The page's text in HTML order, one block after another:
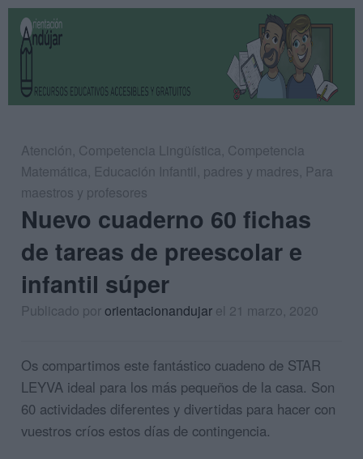
Atención, Competencia Lingüística, Competencia
Matemática, Educación Infantil, padres y madres, Para
maestros y profesores
Nuevo cuaderno 60 fichas
de tareas de preescolar e
infantil súper
Publicado pororientacionandujar el 21 marzo, 2020
Os compartimos este fantástico cuadeno de STAR
LEYVA ideal para los más pequeños de la casa. Son
60 actividades diferentes y divertidas para hacer con
vuestros críos estos días de contingencia.